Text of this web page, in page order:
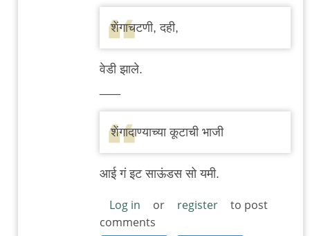
reply
to
आज
गावातल्याच
अन्नपूर्णा
अभ्या..
शेंगाचटणी, दही,
वेडी झाले.
शेंगादाण्याच्या कूटाची भाजी
आई गं इट साऊंडस सो यमी.
Log in or register
to post
comments